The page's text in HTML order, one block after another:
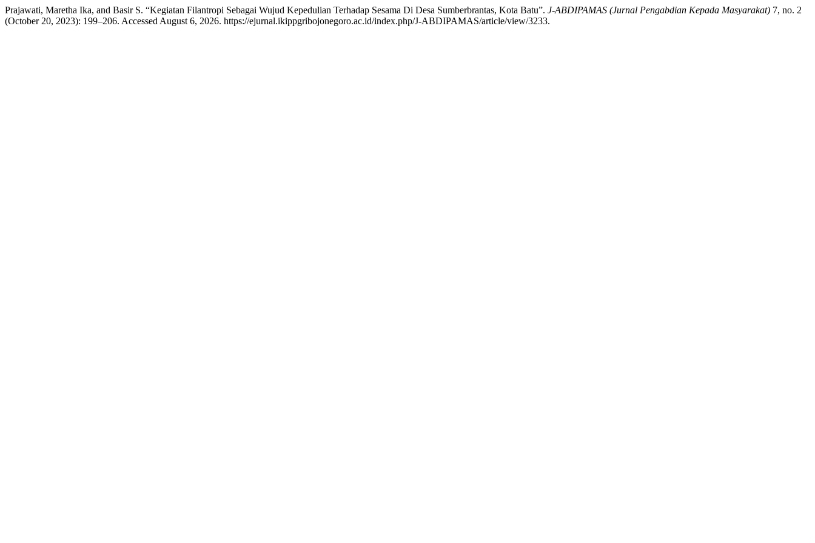
Prajawati, Maretha Ika, and Basir S. “Kegiatan Filantropi Sebagai Wujud Kepedulian Terhadap Sesama Di Desa Sumberbrantas, Kota Batu”. J-ABDIPAMAS (Jurnal Pengabdian Kepada Masyarakat) 7, no. 2
(October 20, 2023): 199–206. Accessed August 6, 2026. https://ejurnal.ikippgribojonegoro.ac.id/index.php/J-ABDIPAMAS/article/view/3233.